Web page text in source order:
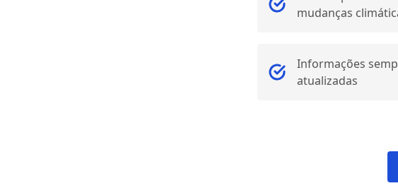
mudanças
Informações
atualizadas